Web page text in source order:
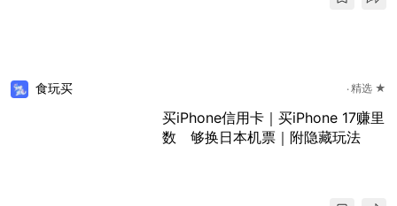
食玩买 精选 ★
买iPhone信用卡｜买iPhone 17赚里
数 够换日本机票｜附隐藏玩法